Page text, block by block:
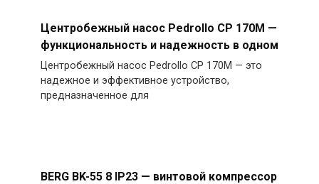
Центробежный насос Pedrollo CP 170M —
функциональность и надежность в одном
Центробежный насос Pedrollo CP 170M — это
надежное и эффективное устройство,
предназначенное для
BERG BK-55 8 IP23 — винтовой компрессор